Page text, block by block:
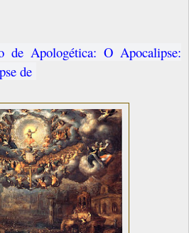
de Apologética: O Apocalipse:
de